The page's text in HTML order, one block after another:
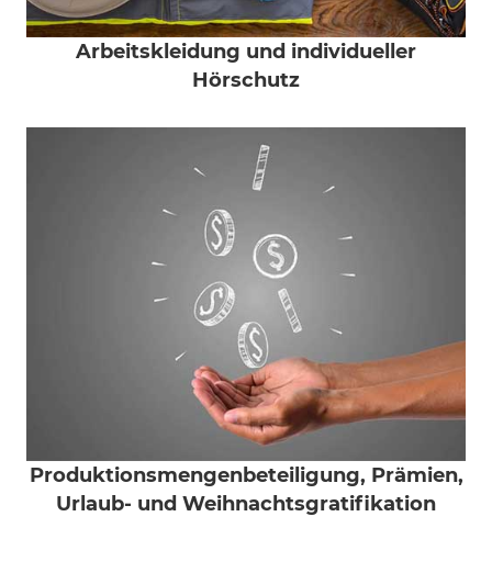
Arbeitskleidung und individueller
Hörschutz
Produktionsmengenbeteiligung, Prämien,
Urlaub- und Weihnachtsgratifikation